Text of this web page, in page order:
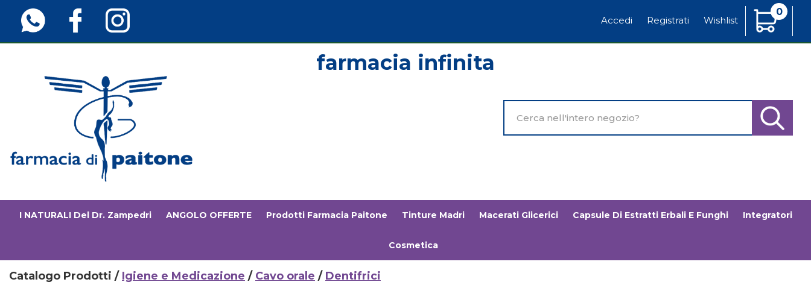
contenuto
principale
Accedi Registrati Wishlist
0
Articoli
Inseriti
Farmaciainfinita.it
Prodotto
Cerca
I NATURALI Del Dr. Zampedri ANGOLO OFFERTE Prodotti Farmacia Paitone Tinture Madri Macerati Glicerici Capsule Di Estratti Erbali E Funghi Integratori
Cosmetica
Catalogo Prodotti / Igiene e Medicazione / Cavo orale / Dentifrici